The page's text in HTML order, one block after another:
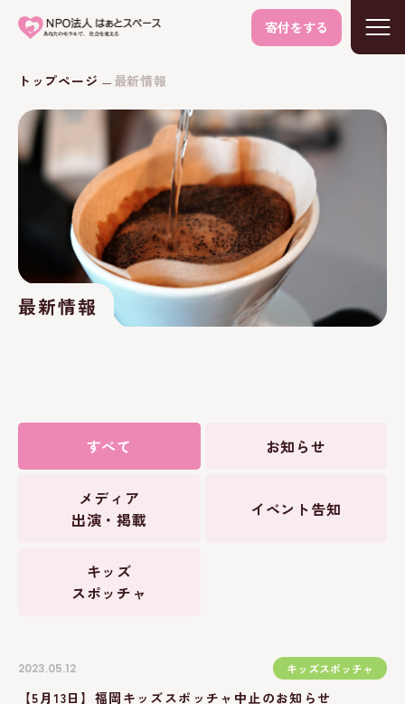
寄付をする
トップページ 最新情報
最新情報
すべて お知らせ
メディア
出演・掲載
イベント告知
キッズ
スポッチャ
2023.05.12 キッズスポッチャ
【5月13日】福岡キッズスポッチャ中止のお知らせ